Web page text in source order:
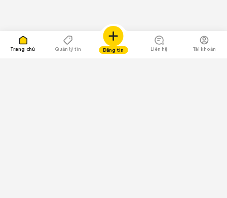
Trang chủ Quản lý tin Đăng tin Liên hệ Tài khoản